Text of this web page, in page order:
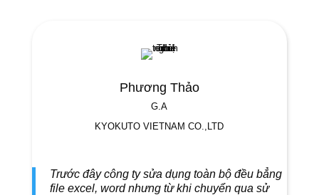
Phương Thảo
G.A
KYOKUTO VIETNAM CO.,LTD
Trước đây công ty sửa dụng toàn bộ đều bẳng
file excel, word nhưng từ khi chuyển qua sử